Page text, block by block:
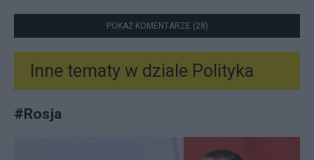
POKAŻ KOMENTARZE (28)
Inne tematy w dziale Polityka
#Rosja